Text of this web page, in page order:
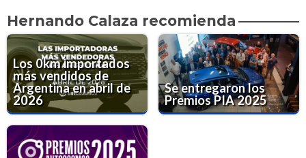
Hernando Calaza recomienda
Los 0km importados
más vendidos de
Argentina en abril de
2026
Se entregaron los
Premios PIA 2025